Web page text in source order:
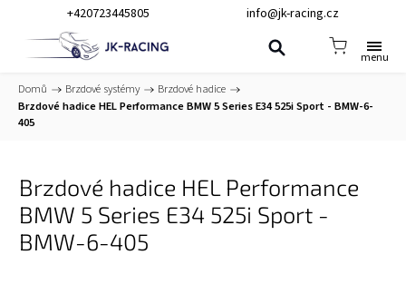
+420723445805 info@jk-racing.cz
Domů / Brzdové systémy / Brzdové hadice /
Brzdové hadice HEL Performance BMW 5 Series E34 525i Sport - BMW-6-
405
Brzdové hadice HEL Performance
BMW 5 Series E34 525i Sport -
BMW-6-405